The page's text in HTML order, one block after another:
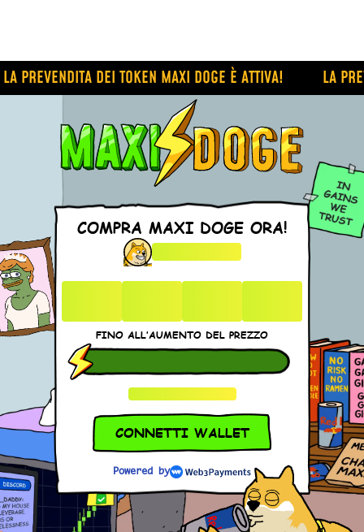
PREVENDITA DEI TOKEN MAXI DOGE È ATTIVA! LA
COMPRA MAXI DOGE ORA!
1 $MAXI = $
FINO ALL’AUMENTO DEL PREZZO
CONNETTI WALLET
Powered by